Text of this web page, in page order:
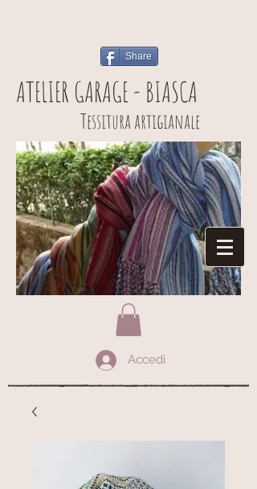
Share
ATELIER GARAGE - BIASCA
Tessitura artigianale
Accedi